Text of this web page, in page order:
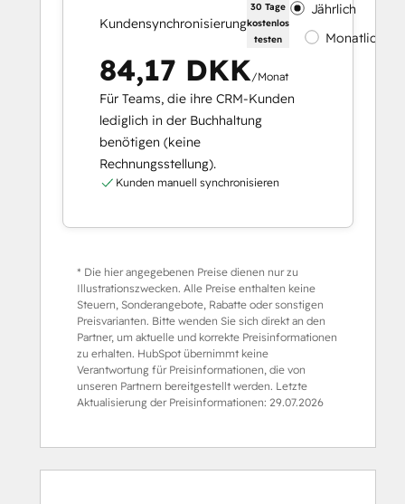
Kundensynchronisierung
30 Tage
kostenlos
testen
Jährlich
Monatlich
84,17 DKK/Monat
Für Teams, die ihre CRM-Kunden
lediglich in der Buchhaltung
benötigen (keine
Rechnungsstellung).
Kunden manuell synchronisieren
* Die hier angegebenen Preise dienen nur zu
Illustrationszwecken. Alle Preise enthalten keine
Steuern, Sonderangebote, Rabatte oder sonstigen
Preisvarianten. Bitte wenden Sie sich direkt an den
Partner, um aktuelle und korrekte Preisinformationen
zu erhalten. HubSpot übernimmt keine
Verantwortung für Preisinformationen, die von
unseren Partnern bereitgestellt werden. Letzte
Aktualisierung der Preisinformationen: 29.07.2026